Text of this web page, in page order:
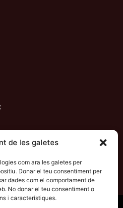
de les galetes
com ara les galetes per
Donar el teu consentiment per
dades com el comportament de
No donar el teu consentiment o
i característiques.